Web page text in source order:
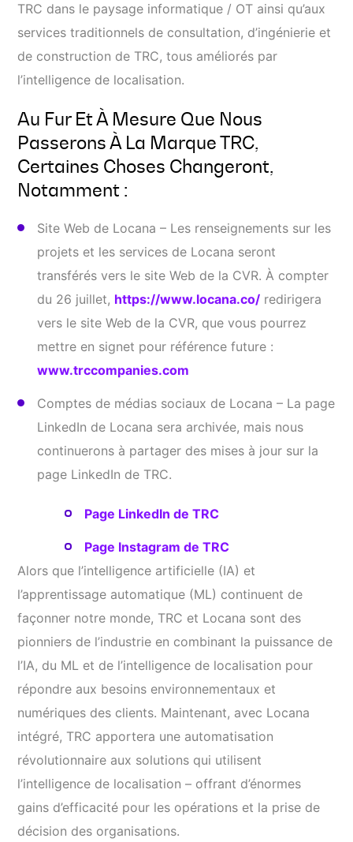
TRC dans le paysage informatique / OT ainsi qu’aux
services traditionnels de consultation, d’ingénierie et
de construction de TRC, tous améliorés par
l’intelligence de localisation.
Au Fur Et À Mesure Que Nous
Passerons À La Marque TRC,
Certaines Choses Changeront,
Notamment :
Site Web de Locana – Les renseignements sur les
projets et les services de Locana seront
transférés vers le site Web de la CVR. À compter
du 26 juillet, https://www.locana.co/ redirigera
vers le site Web de la CVR, que vous pourrez
mettre en signet pour référence future :
www.trccompanies.com
Comptes de médias sociaux de Locana – La page
LinkedIn de Locana sera archivée, mais nous
continuerons à partager des mises à jour sur la
page LinkedIn de TRC.
Page LinkedIn de TRC
Page Instagram de TRC
Alors que l’intelligence artificielle (IA) et
l’apprentissage automatique (ML) continuent de
façonner notre monde, TRC et Locana sont des
pionniers de l’industrie en combinant la puissance de
l’IA, du ML et de l’intelligence de localisation pour
répondre aux besoins environnementaux et
numériques des clients. Maintenant, avec Locana
intégré, TRC apportera une automatisation
révolutionnaire aux solutions qui utilisent
l’intelligence de localisation – offrant d’énormes
gains d’efficacité pour les opérations et la prise de
décision des organisations.